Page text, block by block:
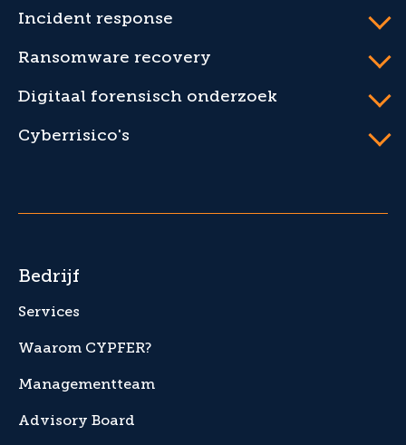
Incident response
Ransomware recovery
Digitaal forensisch onderzoek
Cyberrisico's
Bedrijf
Services
Waarom CYPFER?
Managementteam
Advisory Board